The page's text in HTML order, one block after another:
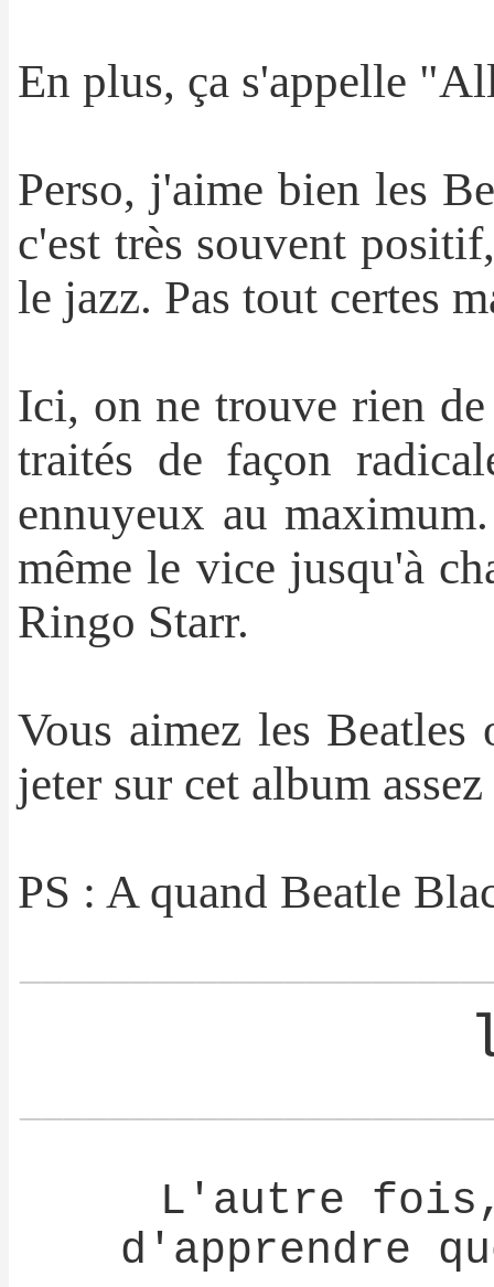
En plus, ça s'appelle
Perso, j'aime bien les
c'est très souvent
le jazz. Pas tout certes
Ici, on ne trouve rien
traités de façon
ennuyeux au
même le vice jusqu'à
Ringo Starr.
Vous aimez les
jeter sur cet album
PS : A quand Beatle
L'autre fois,
d'apprendre